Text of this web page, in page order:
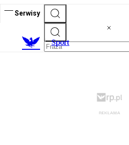
Serwisy
Sport